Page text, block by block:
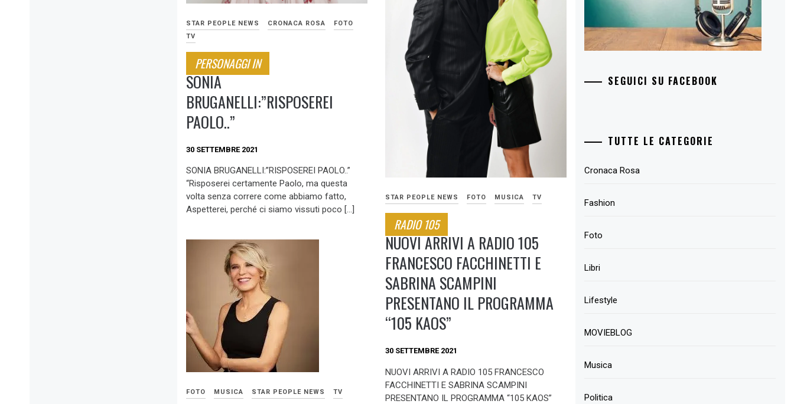
STAR PEOPLE NEWS CRONACA ROSA
FOTO
TV
PERSONAGGI IN
SONIA
BRUGANELLI:”RISPOSEREI
PAOLO..”
30 SETTEMBRE 2021
SONIA BRUGANELLI:”RISPOSEREI PAOLO..”
“Risposerei certamente Paolo, ma questa
volta senza correre come abbiamo fatto,
Aspetterei, perché ci siamo vissuti poco […]
STAR PEOPLE NEWS FOTO MUSICA TV
RADIO 105
NUOVI ARRIVI A RADIO 105
FRANCESCO FACCHINETTI E
SABRINA SCAMPINI
PRESENTANO IL PROGRAMMA
“105 KAOS”
30 SETTEMBRE 2021
NUOVI ARRIVI A RADIO 105 FRANCESCO
FACCHINETTI E SABRINA SCAMPINI
PRESENTANO IL PROGRAMMA “105 KAOS”
FOTO MUSICA STAR PEOPLE NEWS TV
SEGUICI SU FACEBOOK
TUTTE LE CATEGORIE
Cronaca Rosa
Fashion
Foto
Libri
Lifestyle
MOVIEBLOG
Musica
Politica